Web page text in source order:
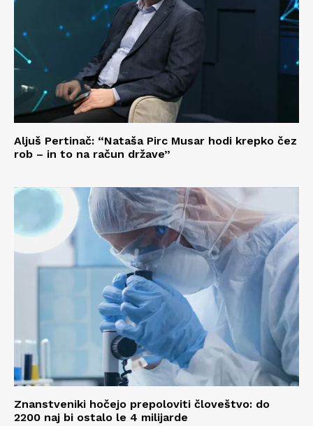
Aljuš Pertinač: “Nataša Pirc Musar hodi krepko čez
rob – in to na račun države”
Znanstveniki hočejo prepoloviti človeštvo: do
2200 naj bi ostalo le 4 milijarde